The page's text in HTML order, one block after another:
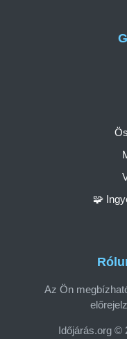
Az Ön
Időjárás.org ©
🧩